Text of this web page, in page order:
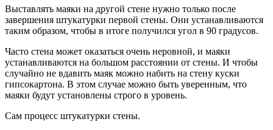
Выставлять маяки на другой стене нужно только после
завершения штукатурки первой стены. Они устанавливаются
таким образом, чтобы в итоге получился угол в 90 градусов.
Часто стена может оказаться очень неровной, и маяки
устанавливаются на большом расстоянии от стены. И чтобы
случайно не вдавить маяк можно набить на стену куски
гипсокартона. В этом случае можно быть уверенным, что
маяки будут установлены строго в уровень.
Сам процесс штукатурки стены.